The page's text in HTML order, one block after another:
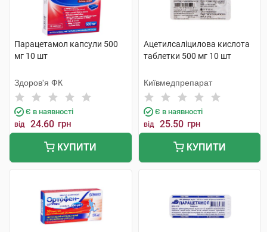
Парацетамол капсули 500
мг 10 шт
Здоров'я ФК
Є в наявності
від 24.60 грн
КУПИТИ
Ацетилсаліцилова кислота
таблетки 500 мг 10 шт
Київмедпрепарат
Є в наявності
від 25.50 грн
КУПИТИ